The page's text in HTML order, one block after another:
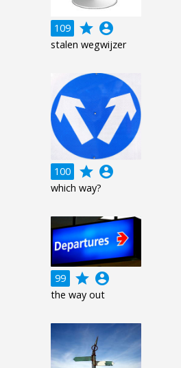
109 grade account_circle
stalen wegwijzer
100 grade account_circle
which way?
99 grade account_circle
the way out